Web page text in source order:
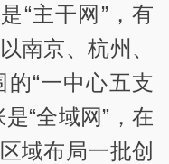
“主干网”，有
南京、杭州、
“一中心五支
“全域网”，在
域布局一批创